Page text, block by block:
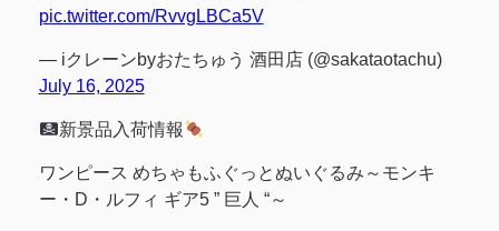
pic.twitter.com/RvvgLBCa5V
— iクレーンbyおたちゅう 酒田店 (@sakataotachu)
July 16, 2025
新景品入荷情報
ワンピース めちゃもふぐっとぬいぐるみ～モンキ
ー・D・ルフィ ギア5 ” 巨人 “～